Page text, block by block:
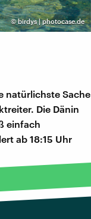
©birdys | photocase.de
natürlichste Sache
Die Dänin
einfach
ab 18:15 Uhr